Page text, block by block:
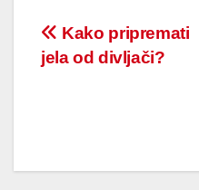
Post
navigation
Kako pripremati
jela od divljači?